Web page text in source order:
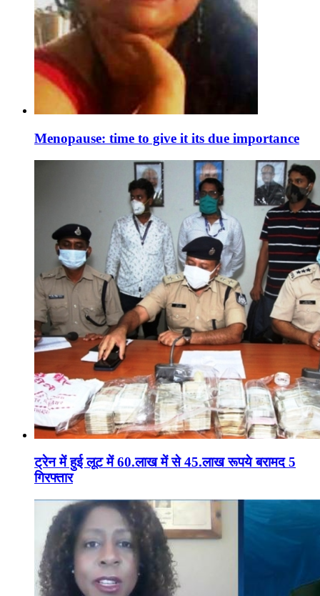
Menopause: time to give it its due importance
ट्रेन में हुई लूट में 60.लाख में से 45.लाख रूपये बरामद 5
गिरफ्तार